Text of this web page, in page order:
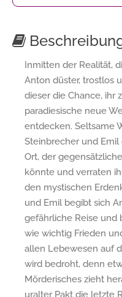
Inmitten der Realität,
Anton düster, trostlos
dieser die Chance, ihr
paradiesische neue
entdecken. Seltsame
Steinbrecher und
Ort, der
könnte und verraten
den mystischen
und Emil begibt sich
gefährliche Reise und
wie wichtig Frieden
allen Lebewesen auf
wird bedroht, denn
Mörderisches zieht
uralter Pakt die letzte